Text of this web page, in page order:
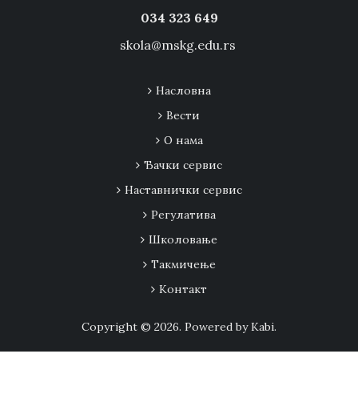
034 323 649
skola@mskg.edu.rs
Насловна
Вести
О нама
Ђачки сервис
Наставнички сервис
Регулатива
Школовање
Tакмичење
Контакт
Copyright © 2026. Powered by Kabi.